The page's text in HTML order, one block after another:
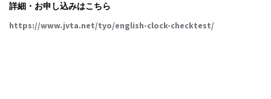
詳細・お申し込みはこちら
https://www.jvta.net/tyo/english-clock-checktest/